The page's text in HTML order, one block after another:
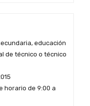
educación
de técnico o técnico
horario de 9:00 a